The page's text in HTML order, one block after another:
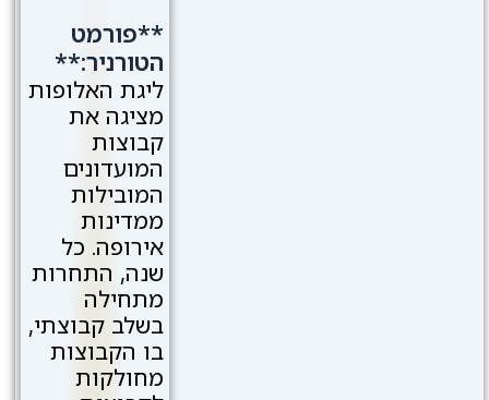
**פורמט
הטורניר:**
ליגת האלופות
מציגה את
קבוצות
המועדונים
המובילות
ממדינות
אירופה. כל
שנה, התחרות
מתחילה
בשלב קבוצתי,
בו הקבוצות
מחולקות